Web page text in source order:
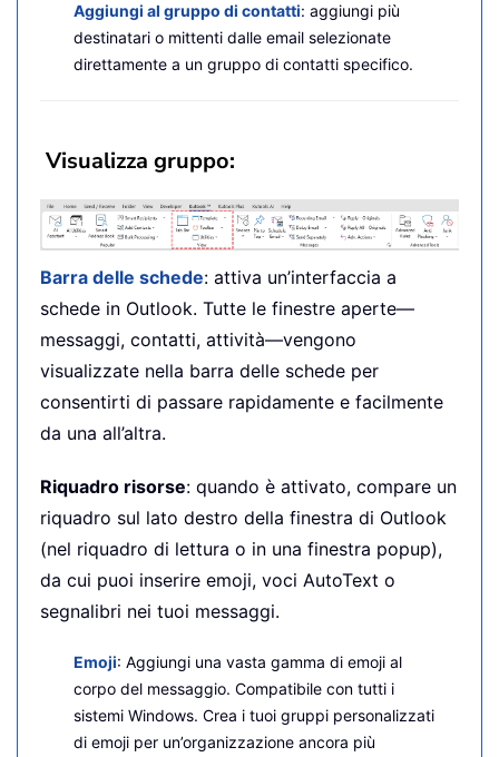
Aggiungi al gruppo di contatti: aggiungi più
destinatari o mittenti dalle email selezionate
direttamente a un gruppo di contatti specifico.
Visualizza gruppo:
Barra delle schede: attiva un’interfaccia a
schede in Outlook. Tutte le finestre aperte—
messaggi, contatti, attività—vengono
visualizzate nella barra delle schede per
consentirti di passare rapidamente e facilmente
da una all’altra.
Riquadro risorse: quando è attivato, compare un
riquadro sul lato destro della finestra di Outlook
(nel riquadro di lettura o in una finestra popup),
da cui puoi inserire emoji, voci AutoText o
segnalibri nei tuoi messaggi.
Emoji: Aggiungi una vasta gamma di emoji al
corpo del messaggio. Compatibile con tutti i
sistemi Windows. Crea i tuoi gruppi personalizzati
di emoji per un’organizzazione ancora più